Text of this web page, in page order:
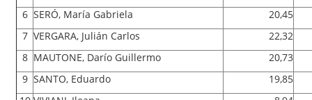
6 SERÓ, María Gabriela
20,45
7 VERGARA, Julián Carlos
22,32
8 MAUTONE, Darío Guillermo
20,73
9 SANTO, Eduardo
19,85